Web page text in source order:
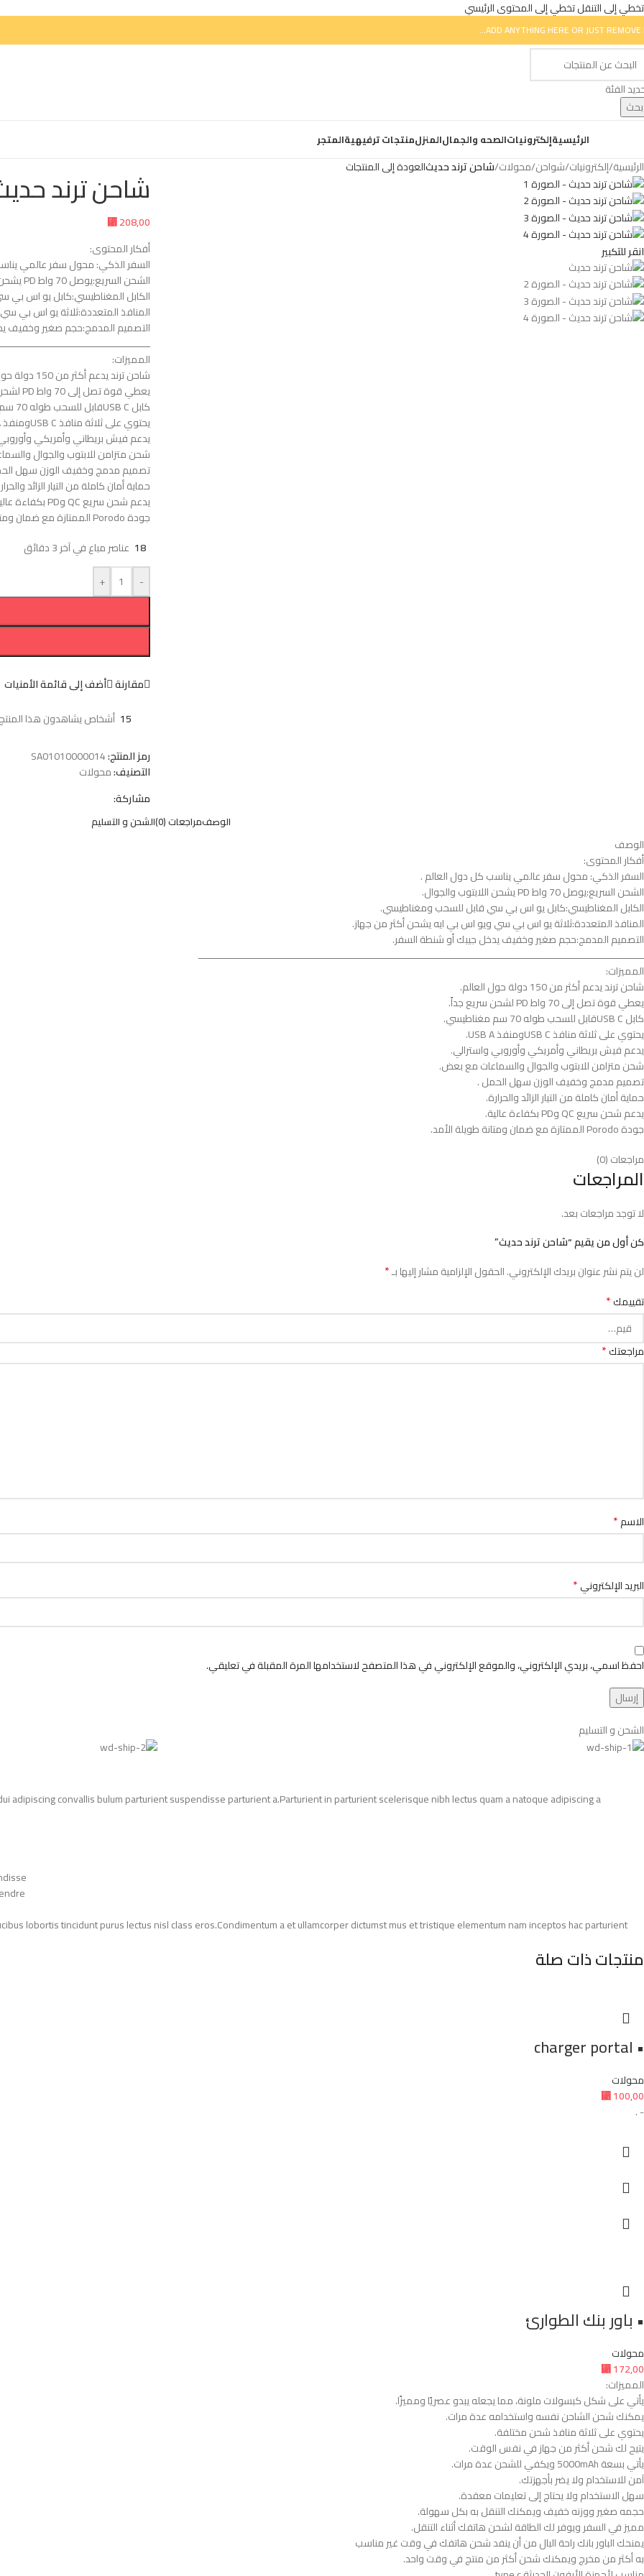
تخطي إلى التنقلتخطي إلى المحتوى الرئيسي
ADD ANYTHING HERE OR JUST REMOVE
الفئة
بحث
الرئيسيةإلكترونياتالصحه والجمالالمنزلمنتجات ترفيهيةالمتجر
الرئيسية/إلكترونيات/شواحن/محولات/شاحن ترند حديثالعودة إلى المنتجات
انقر للتكبير
شاحن ترند
⃁208,00
أفكار المحتوى:
السفر الذكي: محول سفر عالمي
الشحن السريع:يوصل 70 واط PD يشحن اللابتوب والجوال.
الكابل المغناطيسي:كابل يو اس
المنافذ المتعددة:ثلاثة يو اس بي
التصميم المدمج:حجم صغير وخفيف
المميزات:
شاحن ترند يدعم أكثر من 150 دولة حول العالم.
يعطي قوة تصل إلى 70 واط PD لشحن سريع جداً.
كابل USB Cقابل للسحب طوله 70 سم مغناطيسي.
يحتوي على ثلاثة منافذ USB Cومنفذ USB A.
يدعم فيش بريطاني وأمريكي
شحن متزامن للابتوب والجوال
تصميم مدمج وخفيف الوزن سهل
حماية أمان كاملة من التيار الزائد
يدعم شحن سريع QC وPD بكفاءة عالية.
جودة Porodo الممتازة مع ضمان ومتانة طويلة الأمد.
18 عناصر مباع في آخر 3 دقائق
-
+
مقارنة أضف إلى قائمة الأمنيات
15 أشخاص يشاهدون هذا المنتج
رمز المنتج:SA01010000014
التصنيف:محولات
مشاركة:
الوصفمراجعات (0) الشحن و التسليم
الوصف
أفكار المحتوى:
السفر الذكي: محول سفر عالمي يناسب كل دول العالم .
الشحن السريع:يوصل 70 واط PD يشحن اللابتوب والجوال.
الكابل المغناطيسي:كابل يو اس بي سي قابل للسحب ومغناطيسي.
المنافذ المتعددة:ثلاثة يو اس بي سي ويو اس بي ايه يشحن أكثر من جهاز.
التصميم المدمج:حجم صغير وخفيف يدخل جيبك أو شنطة السفر.
ـــــــــــــــــــــــــــــــــــــــــــــــــــــــــــــــــــــــــــــــــــــــــــــــــــــــــــــــــــــــــــــــــــــــــــــــــــــــــــ
المميزات:
شاحن ترند يدعم أكثر من 150 دولة حول العالم.
يعطي قوة تصل إلى 70 واط PD لشحن سريع جداً.
كابل USB Cقابل للسحب طوله 70 سم مغناطيسي.
يحتوي على ثلاثة منافذ USB Cومنفذ USB A.
يدعم فيش بريطاني وأمريكي وأوروبي واسترالي.
شحن متزامن للابتوب والجوال والسماعات مع بعض.
تصميم مدمج وخفيف الوزن سهل الحمل .
حماية أمان كاملة من التيار الزائد والحرارة.
يدعم شحن سريع QC وPD بكفاءة عالية.
جودة Porodo الممتازة مع ضمان ومتانة طويلة الأمد.
مراجعات (0)
المراجعات
لا توجد مراجعات بعد.
كن أول من يقيم “شاحن ترند حديث”
لن يتم نشر عنوان بريدك الإلكتروني.الحقول الإلزامية مشار إليها بـ*
تقييمك*
مراجعتك*
الاسم*
البريد الإلكتروني*
احفظ اسمي، بريدي الإلكتروني، والموقع الإلكتروني في هذا المتصفح لاستخدامها المرة المقبلة في تعليقي.
الشحن و التسليم
adipiscing convallis bulum parturient suspendisse parturient a.Parturient in parturient scelerisque nibh lectus quam a natoque adipiscing a
lobortis tincidunt purus lectus nisl class eros.Condimentum a et ullamcorper dictumst mus et tristique elementum nam inceptos hac parturient
منتجات ذات صلة
• charger portal
محولات
⃁100,00
- .
• باور بنك الطوارئ
محولات
⃁172,00
المميزات:
يأتي على شكل كبسولات ملونة، مما يجعله يبدو عصريًا ومميزًا.
يمكنك شحن الشاحن نفسه واستخدامه عدة مرات.
يحتوي على ثلاثة منافذ شحن مختلفة.
يتيح لك شحن أكثر من جهاز في نفس الوقت.
يأتي بسعة 5000mAh ويكفي للشحن عدة مرات.
آمن للاستخدام ولا يضر بأجهزتك.
سهل الاستخدام ولا يحتاج إلى تعليمات معقدة.
حجمه صغير ووزنه خفيف ويمكنك التنقل به بكل سهولة.
مميز في السفر ويوفر لك الطاقة لشحن هاتفك أثناء التنقل.
يمنحك الباور بانك راحة البال من أن ينفد شحن هاتفك في وقت غير مناسب
به أكثر من مخرج ويمكنك شحن أكثر من منتج في وقت واحد.